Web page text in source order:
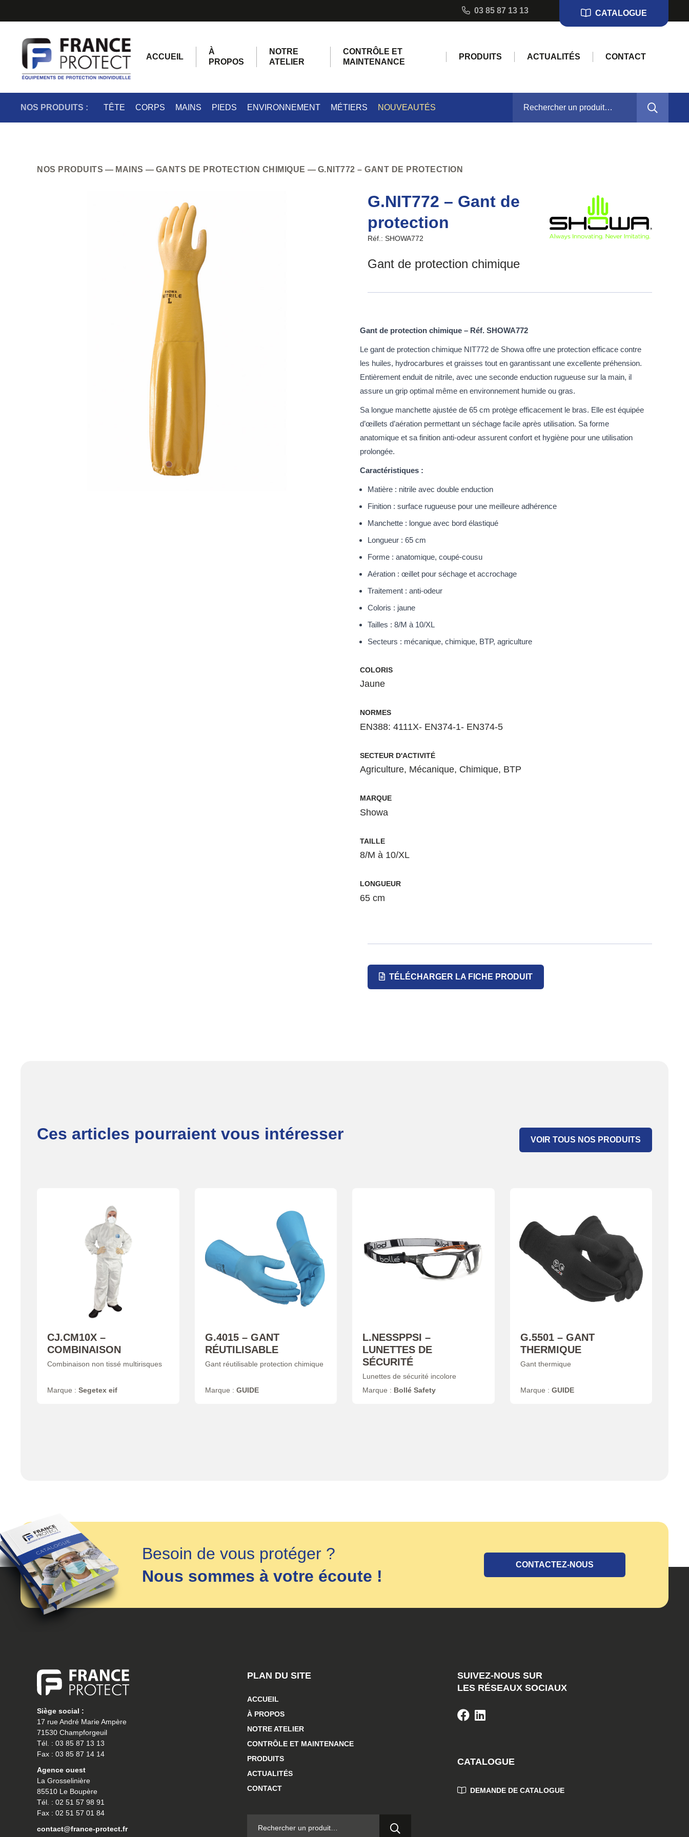
03 85 87 13 13 CATALOGUE
ACCUEIL
À
PROPOS
NOTRE
ATELIER
CONTRÔLE ET
MAINTENANCE
PRODUITS ACTUALITÉS CONTACT
NOS PRODUITS : TÊTE CORPS MAINS PIEDS ENVIRONNEMENT MÉTIERS NOUVEAUTÉS
NOS PRODUITS MAINS GANTS DE PROTECTION CHIMIQUE G.NIT772 – GANT DE PROTECTION
G.NIT772 – Gant de
protection
Réf.: SHOWA772
Gant de protection chimique
Gant de protection chimique – Réf. SHOWA772
Le gant de protection chimique NIT772 de Showa offre une protection efficace contre
les huiles, hydrocarbures et graisses tout en garantissant une excellente préhension.
Entièrement enduit de nitrile, avec une seconde enduction rugueuse sur la main, il
assure un grip optimal même en environnement humide ou gras.
Sa longue manchette ajustée de 65 cm protège efficacement le bras. Elle est équipée
d’œillets d’aération permettant un séchage facile après utilisation. Sa forme
anatomique et sa finition anti-odeur assurent confort et hygiène pour une utilisation
prolongée.
Caractéristiques :
Matière : nitrile avec double enduction
Finition : surface rugueuse pour une meilleure adhérence
Manchette : longue avec bord élastiqué
Longueur : 65 cm
Forme : anatomique, coupé-cousu
Aération : œillet pour séchage et accrochage
Traitement : anti-odeur
Coloris : jaune
Tailles : 8/M à 10/XL
Secteurs : mécanique, chimique, BTP, agriculture
COLORIS
Jaune
NORMES
EN388: 4111X- EN374-1- EN374-5
SECTEUR D'ACTIVITÉ
Agriculture, Mécanique, Chimique, BTP
MARQUE
Showa
TAILLE
8/M à 10/XL
LONGUEUR
65 cm
TÉLÉCHARGER LA FICHE PRODUIT
Ces articles pourraient vous intéresser VOIR TOUS NOS PRODUITS
CJ.CM10X –
COMBINAISON
Combinaison non tissé multirisques
Marque : Segetex eif
G.4015 – GANT
RÉUTILISABLE
Gant réutilisable protection chimique
Marque : GUIDE
L.NESSPPSI –
LUNETTES DE
SÉCURITÉ
Lunettes de sécurité incolore
Marque : Bollé Safety
G.5501 – GANT
THERMIQUE
Gant thermique
Marque : GUIDE
Besoin de vous protéger ?
Nous sommes à votre écoute !
CONTACTEZ-NOUS
Siège social :
17 rue André Marie Ampère
71530 Champforgeuil
Tél. : 03 85 87 13 13
Fax : 03 85 87 14 14
Agence ouest
La Grosselinière
85510 Le Boupère
Tél. : 02 51 57 98 91
Fax : 02 51 57 01 84
contact@france-protect.fr
PLAN DU SITE
ACCUEIL
À PROPOS
NOTRE ATELIER
CONTRÔLE ET MAINTENANCE
PRODUITS
ACTUALITÉS
CONTACT
SUIVEZ-NOUS SUR
LES RÉSEAUX SOCIAUX
CATALOGUE
DEMANDE DE CATALOGUE